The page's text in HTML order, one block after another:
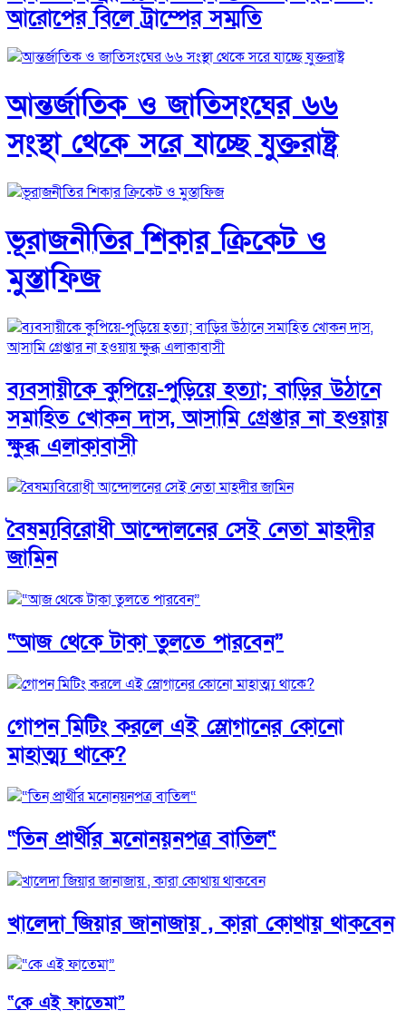
আরোপের বিলে ট্রাম্পের সম্মতি
আন্তর্জাতিক ও জাতিসংঘের ৬৬
সংস্থা থেকে সরে যাচ্ছে যুক্তরাষ্ট্র
ভূরাজনীতির শিকার ক্রিকেট ও
মুস্তাফিজ
ব্যবসায়ীকে কুপিয়ে-পুড়িয়ে হত্যা; বাড়ির উঠানে
সমাহিত খোকন দাস, আসামি গ্রেপ্তার না হওয়ায়
ক্ষুব্ধ এলাকাবাসী
বৈষম্যবিরোধী আন্দোলনের সেই নেতা মাহদীর
জামিন
“আজ থেকে টাকা তুলতে পারবেন”
গোপন মিটিং করলে এই স্লোগানের কোনো
মাহাত্ম্য থাকে?
“তিন প্রার্থীর মনোনয়নপত্র বাতিল“
খালেদা জিয়ার জানাজায় , কারা কোথায় থাকবেন
“কে এই ফাতেমা”